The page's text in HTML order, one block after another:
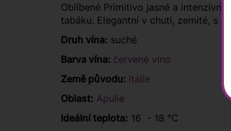
Oblíbené Primitivo jasné a intenzivní
tabáku. Elegantní v chuti, zemité, s
Druh vína: suché
Barva vína: červené víno
Země původu: Itálie
Oblast: Apulie
Ideální teplota: 16 - 18 °C